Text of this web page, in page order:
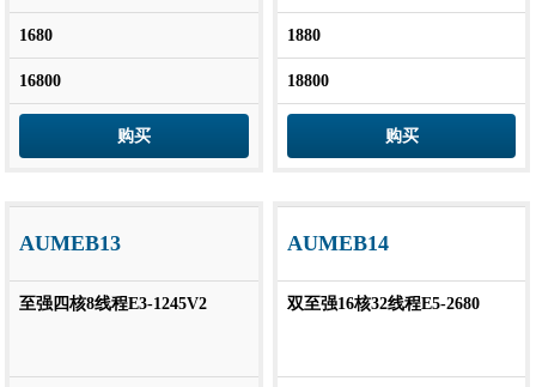
1680
16800
购买
1880
18800
购买
AUMEB13
至强四核8线程E3-1245V2
AUMEB14
双至强16核32线程E5-2680